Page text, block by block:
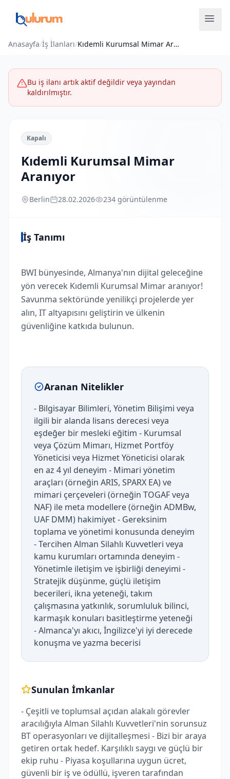
Anasayfa/İş İlanları/ Kıdemli Kurumsal Mimar Aranıyor
Bu iş ilanı artık aktif değildir veya yayından
kaldırılmıştır.
Kapalı
Kıdemli Kurumsal Mimar
Aranıyor
Berlin 28.02.2026 234 görüntülenme
İş Tanımı
BWI bünyesinde, Almanya'nın dijital geleceğine
yön verecek Kıdemli Kurumsal Mimar aranıyor!
Savunma sektöründe yenilikçi projelerde yer
alın, IT altyapısını geliştirin ve ülkenin
güvenliğine katkıda bulunun.
Aranan Nitelikler
- Bilgisayar Bilimleri, Yönetim Bilişimi veya
ilgili bir alanda lisans derecesi veya
eşdeğer bir mesleki eğitim - Kurumsal
veya Çözüm Mimarı, Hizmet Portföy
Yöneticisi veya Hizmet Yöneticisi olarak
en az 4 yıl deneyim - Mimari yönetim
araçları (örneğin ARIS, SPARX EA) ve
mimari çerçeveleri (örneğin TOGAF veya
NAF) ile meta modellere (örneğin ADMBw,
UAF DMM) hakimiyet - Gereksinim
toplama ve yönetimi konusunda deneyim
- Tercihen Alman Silahlı Kuvvetleri veya
kamu kurumları ortamında deneyim -
Yönetimle iletişim ve işbirliği deneyimi -
Stratejik düşünme, güçlü iletişim
becerileri, ikna yeteneği, takım
çalışmasına yatkınlık, sorumluluk bilinci,
karmaşık konuları basitleştirme yeteneği
- Almanca'yı akıcı, İngilizce'yi iyi derecede
konuşma ve yazma becerisi
Sunulan İmkanlar
- Çeşitli ve toplumsal açıdan alakalı görevler
aracılığıyla Alman Silahlı Kuvvetleri'nin sorunsuz
BT operasyonları ve dijitalleşmesi - Bizi bir araya
getiren ortak hedef. Karşılıklı saygı ve güçlü bir
ekip ruhu - Piyasa koşullarına uygun ücret,
güvenli bir iş ve ödüllü, işveren tarafından